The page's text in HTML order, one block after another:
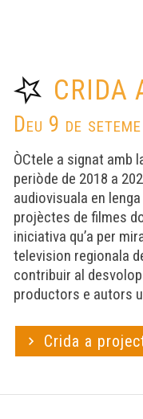
CRIDA
Deu 9 de
ÒCtele a signat amb
periòde de 2018 a
audiovisuala en
projèctes de filmes
iniciativa qu’a per
television regionala
contribuir al
productors e autors
Crida a